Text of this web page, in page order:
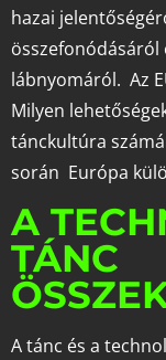
hazai
összefonódásáról
lábnyomáról. Az
Milyen
tánckultúra
során Európa
A
TÁNC
A tánc és a